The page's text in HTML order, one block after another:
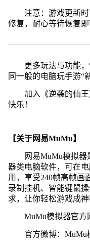
注意：游戏更新
修复，耐心等待恢复即
更多玩法与功能
同一般的电脑玩手游“
加入《逆袭的仙
快乐！
【关于网易MuMu】
网易MuMu模拟
器类电脑软件，可在
用，享受240帧高帧画
录制挂机、智能键鼠
求，让你轻松游戏成神
MuMu模拟器官方
官方微博：MuMu